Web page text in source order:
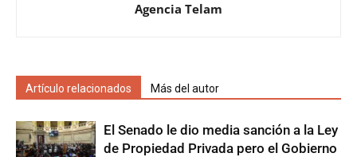
Agencia Telam
Artículo relacionados Más del autor
El Senado le dio media sanción a la Ley
de Propiedad Privada pero el Gobierno